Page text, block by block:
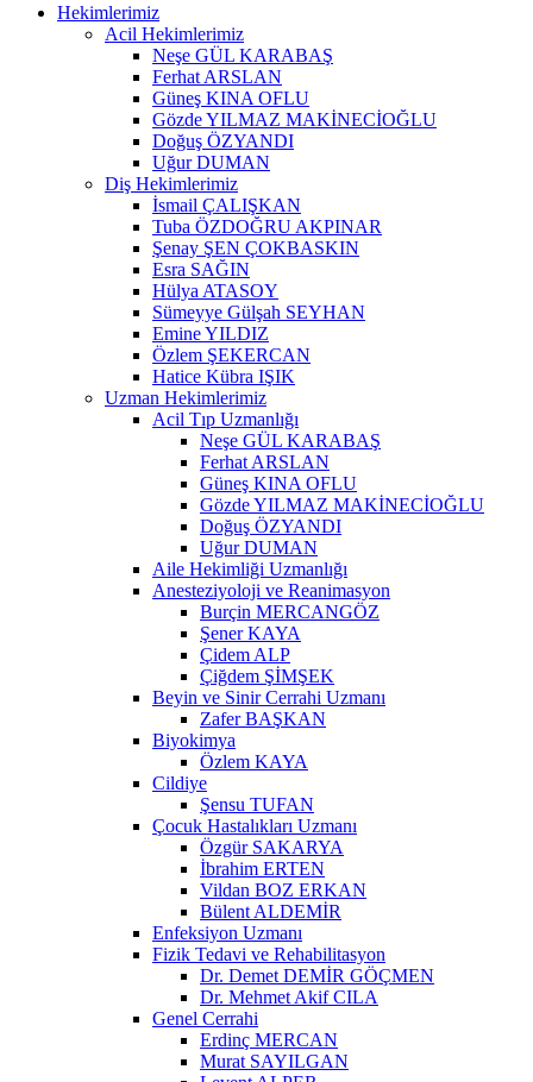
Hekimlerimiz
Acil Hekimlerimiz
Neşe GÜL KARABAŞ
Ferhat ARSLAN
Güneş KINA OFLU
Gözde YILMAZ MAKİNECİOĞLU
Doğuş ÖZYANDI
Uğur DUMAN
Diş Hekimlerimiz
İsmail ÇALIŞKAN
Tuba ÖZDOĞRU AKPINAR
Şenay ŞEN ÇOKBASKIN
Esra SAĞIN
Hülya ATASOY
Sümeyye Gülşah SEYHAN
Emine YILDIZ
Özlem ŞEKERCAN
Hatice Kübra IŞIK
Uzman Hekimlerimiz
Acil Tıp Uzmanlığı
Neşe GÜL KARABAŞ
Ferhat ARSLAN
Güneş KINA OFLU
Gözde YILMAZ MAKİNECİOĞLU
Doğuş ÖZYANDI
Uğur DUMAN
Aile Hekimliği Uzmanlığı
Anesteziyoloji ve Reanimasyon
Burçin MERCANGÖZ
Şener KAYA
Çidem ALP
Çiğdem ŞİMŞEK
Beyin ve Sinir Cerrahi Uzmanı
Zafer BAŞKAN
Biyokimya
Özlem KAYA
Cildiye
Şensu TUFAN
Çocuk Hastalıkları Uzmanı
Özgür SAKARYA
İbrahim ERTEN
Vildan BOZ ERKAN
Bülent ALDEMİR
Enfeksiyon Uzmanı
Fizik Tedavi ve Rehabilitasyon
Dr. Demet DEMİR GÖÇMEN
Dr. Mehmet Akif CILA
Genel Cerrahi
Erdinç MERCAN
Murat SAYILGAN